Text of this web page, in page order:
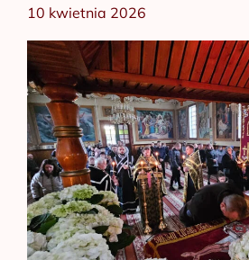
10 kwietnia 2026
Piątek